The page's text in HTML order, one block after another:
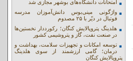
امتحانات دانشگاه‌های بوشهر مجازی شد
واژگونی مینی‌بوس دانش‌آموزان مدرسه
فوتبال در دیّر با ۲۵ مصدوم
هلدینگ پتروپالایش کنگان؛ رکورددار نخستین‌ها
در صنعت نفت، گاز و پتروشیمی کشور
توسعه امکانات و تجهیزات سلامت، بهداشت و
درمان؛ گامی ارزشمند از سوی هلدینگ
پتروپالایش کنگان